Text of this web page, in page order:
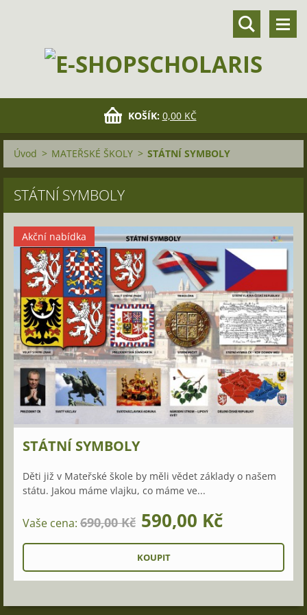
KOŠÍK: 0,00 KČ
Úvod > MATEŘSKÉ ŠKOLY > STÁTNÍ SYMBOLY
STÁTNÍ SYMBOLY
STÁTNÍ SYMBOLY
Akční nabídka
Děti již v Mateřské škole by měli vědet základy o našem
státu. Jakou máme vlajku, co máme ve...
Vaše cena: 690,00 Kč 590,00 Kč